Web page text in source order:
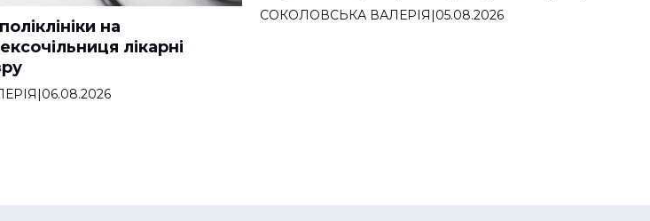
на
лікарні
|06.08.2026
СОКОЛОВСЬКА ВАЛЕРІЯ|05.08.2026